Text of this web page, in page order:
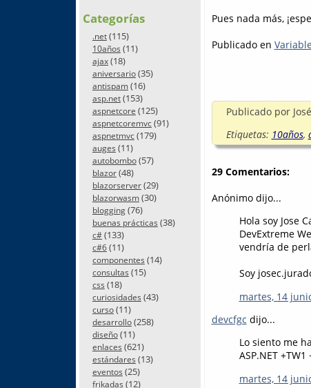
Categorías
.net(115)
10años (11)
ajax(18)
aniversario(35)
antispam(16)
asp.net(153)
aspnetcore (125)
aspnetcoremvc(91)
aspnetmvc(179)
auges (11)
autobombo(57)
blazor(48)
blazorserver(29)
blazorwasm(30)
blogging(76)
buenas prácticas (38)
c#(133)
c#6(11)
componentes (14)
consultas (15)
css (18)
curiosidades (43)
curso(11)
desarrollo(258)
diseño(11)
enlaces (621)
estándares (13)
eventos (25)
frikadas (12)
Pues nada más,
Publicado en
Publicado por
Etiquetas: 10años,
29 Comentarios:
Anónimo dijo...
Hola soy Jose
DevExtreme
vendría de
Soy
martes, 14
devcfgc dijo...
Lo siento me
ASP.NET +TW1
martes, 14